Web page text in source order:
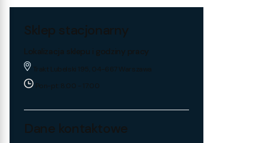
Sklep stacjonarny
Lokalizacja sklepu i godziny pracy
Trakt Lubelski 195, 04-667 Warszawa
Pon-pt: 8:00 - 17:00
Dane kontaktowe